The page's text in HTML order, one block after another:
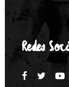
Redes